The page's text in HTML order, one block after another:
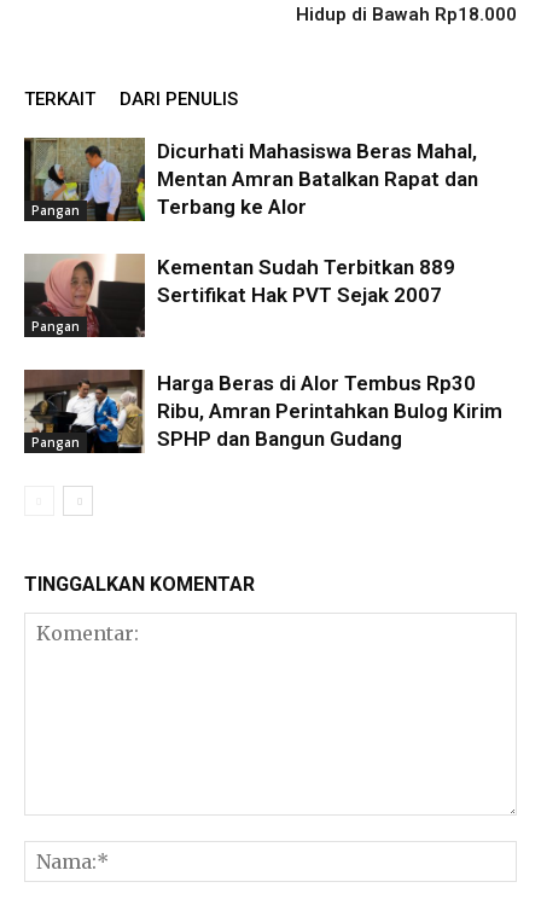
Hidup di Bawah Rp18.000
TERKAIT DARI PENULIS
Pangan
Dicurhati Mahasiswa Beras Mahal,
Mentan Amran Batalkan Rapat dan
Terbang ke Alor
Pangan
Kementan Sudah Terbitkan 889
Sertifikat Hak PVT Sejak 2007
Pangan
Harga Beras di Alor Tembus Rp30
Ribu, Amran Perintahkan Bulog Kirim
SPHP dan Bangun Gudang
TINGGALKAN KOMENTAR